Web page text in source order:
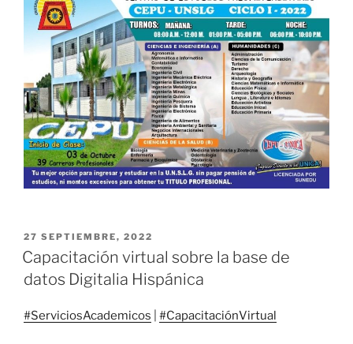
PUBLICADO
EL
27 SEPTIEMBRE, 2022
Capacitación virtual sobre la base de
datos Digitalia Hispánica
#ServiciosAcademicos #CapacitaciónVirtual